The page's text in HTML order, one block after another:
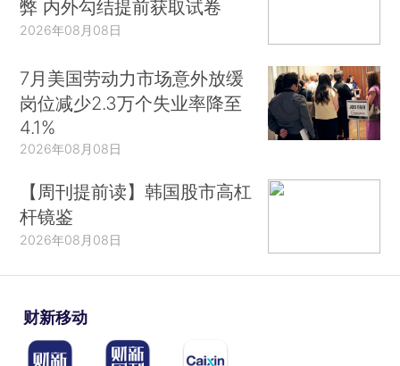
弊 内外勾结提前获取试卷
2026年08月08日
7月美国劳动力市场意外放缓
岗位减少2.3万个失业率降至
4.1%
2026年08月08日
【周刊提前读】韩国股市高杠
杆镜鉴
2026年08月08日
财新移动